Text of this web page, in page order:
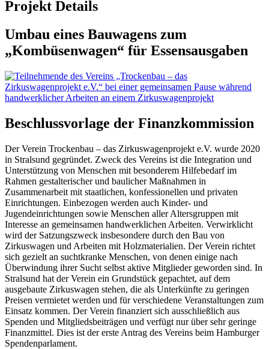
Projekt Details
Umbau eines Bauwagens zum
„Kombüsenwagen“ für Essensausgaben
Beschlussvorlage der Finanzkommission
Der Verein Trockenbau – das Zirkuswagenprojekt e.V. wurde 2020
in Stralsund gegründet. Zweck des Vereins ist die Integration und
Unterstützung von Menschen mit besonderem Hilfebedarf im
Rahmen gestalterischer und baulicher Maßnahmen in
Zusammenarbeit mit staatlichen, konfessionellen und privaten
Einrichtungen. Einbezogen werden auch Kinder- und
Jugendeinrichtungen sowie Menschen aller Altersgruppen mit
Interesse an gemeinsamen handwerklichen Arbeiten. Verwirklicht
wird der Satzungszweck insbesondere durch den Bau von
Zirkuswagen und Arbeiten mit Holzmaterialien. Der Verein richtet
sich gezielt an suchtkranke Menschen, von denen einige nach
Überwindung ihrer Sucht selbst aktive Mitglieder geworden sind. In
Stralsund hat der Verein ein Grundstück gepachtet, auf dem
ausgebaute Zirkuswagen stehen, die als Unterkünfte zu geringen
Preisen vermietet werden und für verschiedene Veranstaltungen zum
Einsatz kommen. Der Verein finanziert sich ausschließlich aus
Spenden und Mitgliedsbeiträgen und verfügt nur über sehr geringe
Finanzmittel. Dies ist der erste Antrag des Vereins beim Hamburger
Spendenparlament.